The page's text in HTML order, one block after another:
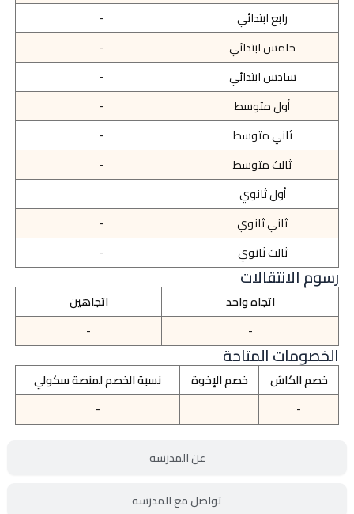
عن المدرسه
تواصل مع المدرسه
رابع ابتدائي
-
خامس ابتدائي
-
سادس ابتدائي
-
أول متوسط
-
ثاني متوسط
-
ثالث متوسط
-
أول ثانوي
ثاني ثانوي
-
ثالث ثانوي
-
رسوم الانتقالات
اتجاه واحد
اتجاهين
-
-
الخصومات المتاحة
خصم الكاش خصم الإخوة
نسبة الخصم لمنصة سكولي
-
-